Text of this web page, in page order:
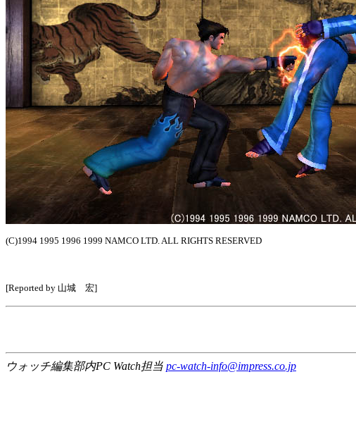
(C)1994 1995 1996 1999 NAMCO LTD. ALL RIGHTS RESERVED
[Reported by 山城 宏]
ウォッチ編集部内PC Watch担当 pc-watch-info@impress.co.jp